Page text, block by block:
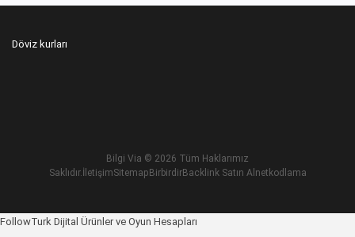
Döviz kurları
Bilgi Via © 2026 Tüm Haklarımız
Saklıdır.İletişimSitemap BirbirdirBacklink Satın Al netkodlama
Yakabet Giriş
FollowTurk Dijital Ürünler ve Oyun Hesapları